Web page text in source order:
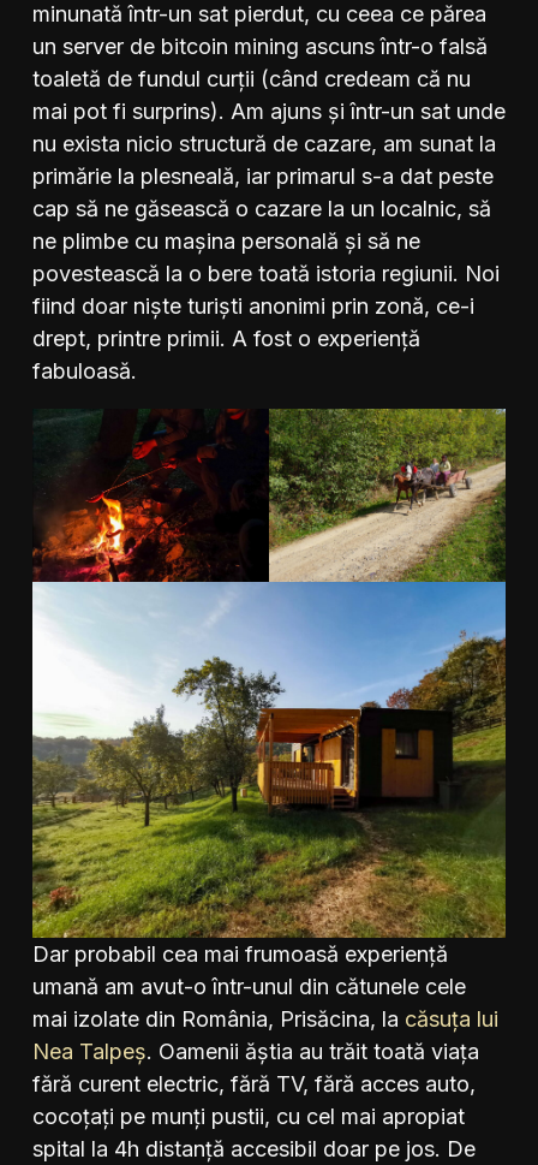
minunată într-un sat pierdut, cu ceea ce părea
un server de bitcoin mining ascuns într-o falsă
toaletă de fundul curții (când credeam că nu
mai pot fi surprins). Am ajuns și într-un sat unde
nu exista nicio structură de cazare, am sunat la
primărie la plesneală, iar primarul s-a dat peste
cap să ne găsească o cazare la un localnic, să
ne plimbe cu mașina personală și să ne
povestească la o bere toată istoria regiunii. Noi
fiind doar niște turiști anonimi prin zonă, ce-i
drept, printre primii. A fost o experiență
fabuloasă.
Dar probabil cea mai frumoasă experiență
umană am avut-o într-unul din cătunele cele
mai izolate din România, Prisăcina, la căsuța lui
Nea Talpeș. Oamenii ăștia au trăit toată viața
fără curent electric, fără TV, fără acces auto,
cocoțați pe munți pustii, cu cel mai apropiat
spital la 4h distanță accesibil doar pe jos. De